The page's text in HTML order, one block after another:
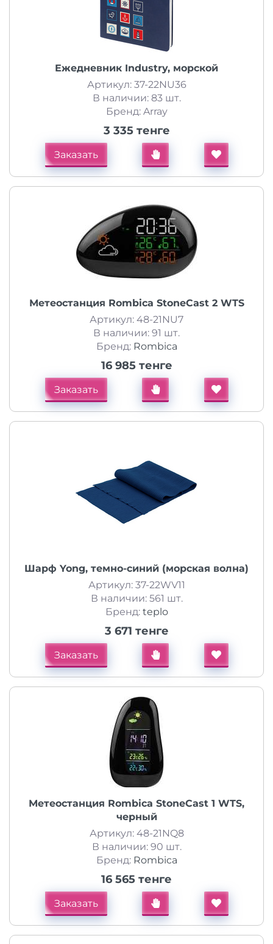
Ежедневник Industry, морской
Артикул: 37-22NU36
В наличии: 83 шт.
Бренд: Array
3 335 тенге
Заказать
Метеостанция Rombica StoneCast 2 WTS
Артикул: 48-21NU7
В наличии: 91 шт.
Бренд: Rombica
16 985 тенге
Заказать
Шарф Yong, темно-синий (морская волна)
Артикул: 37-22WV11
В наличии: 561 шт.
Бренд: teplo
3 671 тенге
Заказать
Метеостанция Rombica StoneCast 1 WTS,
черный
Артикул: 48-21NQ8
В наличии: 90 шт.
Бренд: Rombica
16 565 тенге
Заказать